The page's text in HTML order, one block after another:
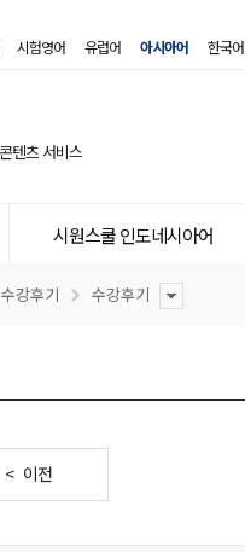
시험영어 유럽어 아시아어 한국어
시원스쿨 인도네시아어
수강후기 수강후기
< 이전